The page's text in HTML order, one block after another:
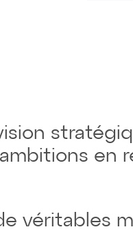
en
véritables